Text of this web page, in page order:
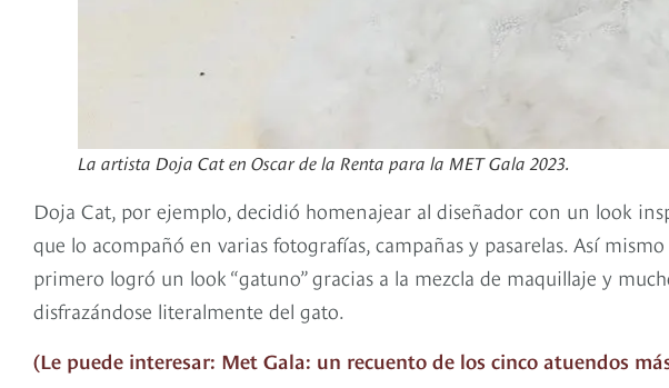
La artista Doja Cat en Oscar de la Renta para la MET Gala 2023.
Doja Cat, por ejemplo, decidió homenajear al diseñador con un look
que lo acompañó en varias fotografías, campañas y pasarelas. Así
primero logró un look “gatuno” gracias a la mezcla de maquillaje y
disfrazándose literalmente del gato.
(Le puede interesar: Met Gala: un recuento de los cinco atuendos